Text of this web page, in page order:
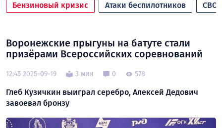
Бензиновый кризис Атаки беспилотников СВО
Воронежские прыгуны на батуте стали
призёрами Всероссийских соревнований
12:45 2025-09-19 3 мин 0 578
Глеб Кузичкин выиграл серебро, Алексей Дедович
завоевал бронзу